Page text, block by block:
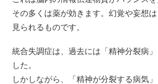
その多くは薬が効きます。幻覚や妄想
見られるものです。
統合失調症は、過去には「精神分裂病
した。
しかしながら、「精神が分裂する病気